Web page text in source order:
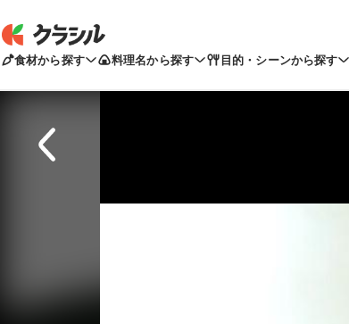
食材から探す 料理名から探す 目的・シーンから探す